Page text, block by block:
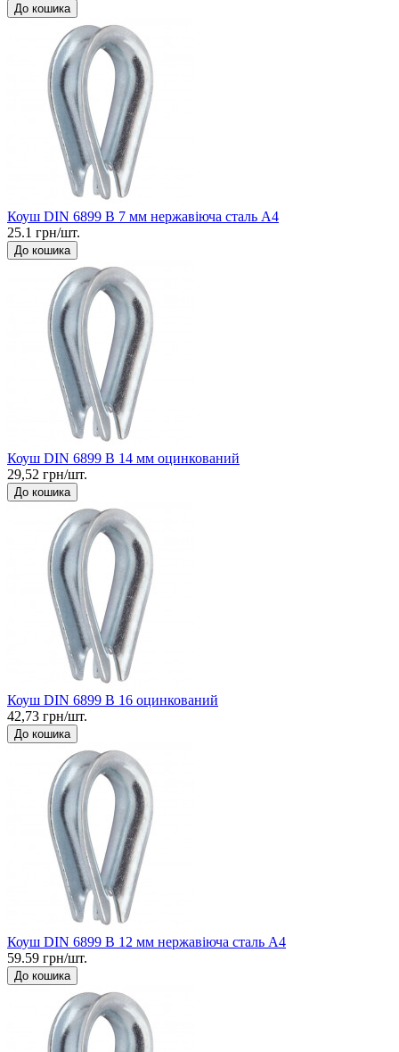
До кошика
Коуш DIN 6899 B 7 мм нержавіюча сталь А4
25.1 грн/шт.
До кошика
Коуш DIN 6899 B 14 мм оцинкований
29,52 грн/шт.
До кошика
Коуш DIN 6899 B 16 оцинкований
42,73 грн/шт.
До кошика
Коуш DIN 6899 B 12 мм нержавіюча сталь А4
59.59 грн/шт.
До кошика